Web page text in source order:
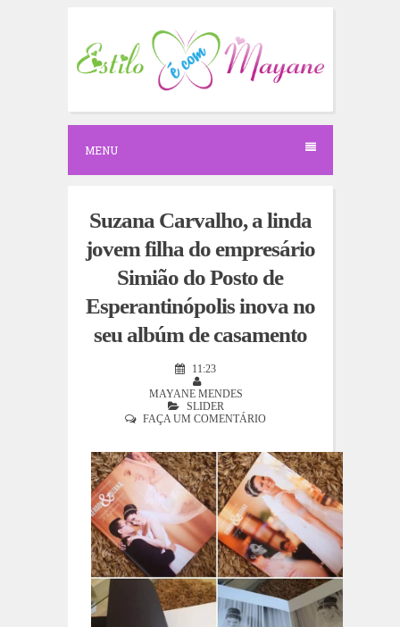
c
o
e
MENU
Suzana Carvalho, a linda
jovem filha do empresário
Simião do Posto de
Esperantinópolis inova no
seu albúm de casamento
11:23
MAYANE MENDES
SLIDER
FAÇA UM COMENTÁRIO